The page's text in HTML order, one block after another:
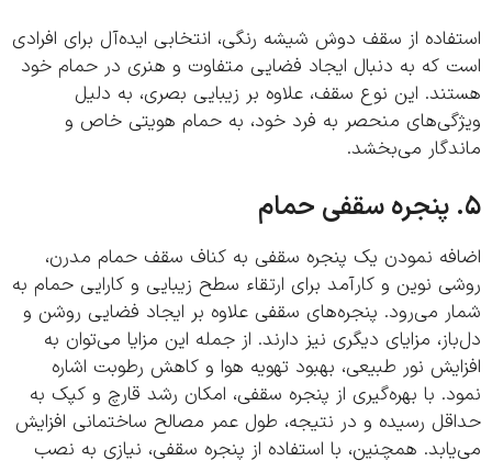
از سقف دوش شیشه رنگی، انتخابی ایده‌آل برای افرادی
که به دنبال ایجاد فضایی متفاوت و هنری در حمام خود
این نوع سقف، علاوه بر زیبایی بصری، به دلیل
منحصر به فرد خود، به حمام هویتی خاص و
می‌بخشد.
نمودن یک پنجره سقفی به کناف سقف حمام مدرن،
نوین و کارآمد برای ارتقاء سطح زیبایی و کارایی حمام به
می‌رود. پنجره‌های سقفی علاوه بر ایجاد فضایی روشن و
مزایای دیگری نیز دارند. از جمله این مزایا می‌توان به
نور طبیعی، بهبود تهویه هوا و کاهش رطوبت اشاره
با بهره‌گیری از پنجره سقفی، امکان رشد قارچ و کپک به
رسیده و در نتیجه، طول عمر مصالح ساختمانی افزایش
همچنین، با استفاده از پنجره سقفی، نیازی به نصب